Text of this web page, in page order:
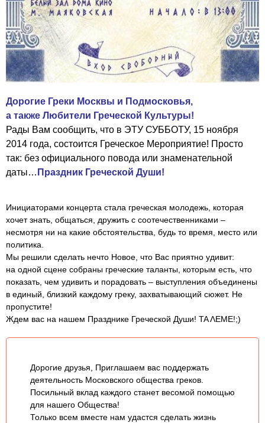
Дорогие Греки Москвы и Подмосковья,
а также Любители Греческой Культуры!
Рады Вам сообщить, что в ЭТУ СУББОТУ, 15 ноября
2014 года, состоится Греческое Мероприятие! Просто
так: без официального повода или знаменательной
даты… Праздник Греческой Души!
Инициаторами концерта стала греческая молодежь, которая
хочет знать, общаться, дружить с соотечественниками –
несмотря ни на какие обстоятельства, будь то время, место или
политика.
Мы решили сделать нечто Новое, что Вас приятно удивит:
на одной сцене собраны греческие таланты, которым есть, что
показать, чем удивить и порадовать – выступления объединены
в единый, близкий каждому греку, захватывающий сюжет. Не
пропустите!
Ждем вас на нашем Празднике Греческой Души! ΤΑ ΛΕΜΕ!;)
Дорогие друзья, Приглашаем вас поддержать
деятельность Московского общества греков.
Посильный вклад каждого станет весомой помощью
для нашего Общества!
Только всем вместе нам удастся сделать жизнь